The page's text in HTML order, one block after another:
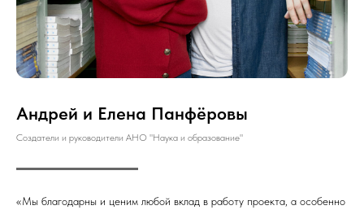
Андрей и Елена Панфёровы
Создатели и руководители АНО "Наука и образование"
«Мы благодарны и ценим любой вклад в работу проекта, а особенно